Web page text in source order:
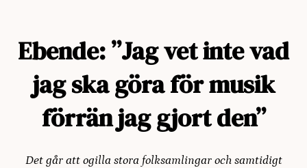
Ebende: ”Jag vet inte vad
jag ska göra för musik
förrän jag gjort den”
Det går att ogilla stora folksamlingar och samtidigt